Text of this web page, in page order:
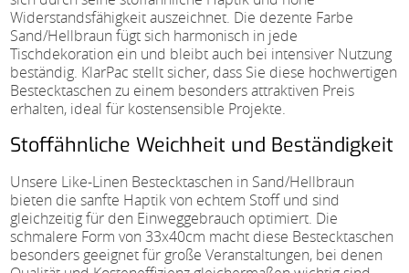
Widerstandsfähigkeit auszeichnet. Die dezente Farbe
Sand/Hellbraun fügt sich harmonisch in jede
Tischdekoration ein und bleibt auch bei intensiver Nutzung
beständig. KlarPac stellt sicher, dass Sie diese hochwertigen
Bestecktaschen zu einem besonders attraktiven Preis
erhalten, ideal für kostensensible Projekte.
Stoffähnliche Weichheit und Beständigkeit
Unsere Like-Linen Bestecktaschen in Sand/Hellbraun
bieten die sanfte Haptik von echtem Stoff und sind
gleichzeitig für den Einweggebrauch optimiert. Die
schmalere Form von 33x40cm macht diese Bestecktaschen
besonders geeignet für große Veranstaltungen, bei denen